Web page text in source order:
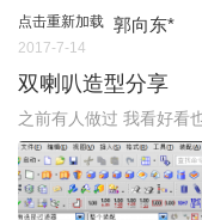
点击重新加载 郭向东*
2017-7-14
双喇叭造型分享
之前有人做过 我看好看